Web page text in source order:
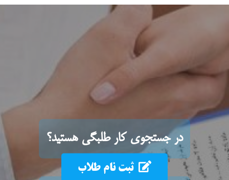
در جستجوی کار طلبگی هستید؟
ثبت نام طلاب